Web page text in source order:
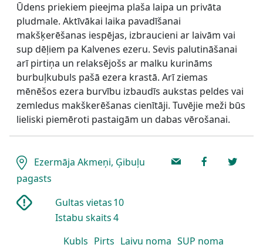
Ūdens priekiem pieejma plaša laipa un privāta
pludmale. Aktīvākai laika pavadīšanai
makšķerēšanas iespējas, izbraucieni ar laivām vai
sup dēļiem pa Kalvenes ezeru. Sevis palutināšanai
arī pirtiņa un relaksējošs ar malku kurināms
burbuļkubuls pašā ezera krastā. Arī ziemas
mēnēšos ezera burvību izbaudīs aukstas peldes vai
zemledus makškerēšanas cienītāji. Tuvējie meži būs
lieliski piemēroti pastaigām un dabas vērošanai.
Ezermāja Akmeņi, Ģibuļu
pagasts
Gultas vietas10
Istabu skaits4
Kubls Pirts Laivu noma SUP noma